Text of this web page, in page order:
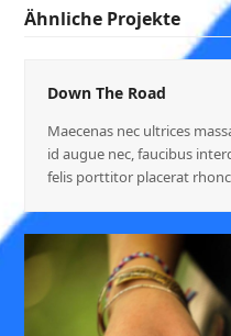
Ähnliche Projekte
Down The Road
Maecenas nec ultrices
id augue nec, faucibus
felis porttitor placerat